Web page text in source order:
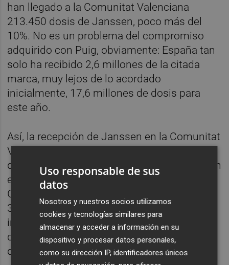
han llegado a la Comunitat Valenciana
213.450 dosis de Janssen, poco más del
10%. No es un problema del compromiso
adquirido con Puig, obviamente: España tan
solo ha recibido 2,6 millones de la citada
marca, muy lejos de lo acordado
inicialmente, 17,6 millones de dosis para
este año.
Así, la recepción de Janssen en la Comunitat
Valenciana lleva estancada en la cifra actual
desde el 14 de septiembre. El día anterior, sin
embargo, según los datos del ministerio la
Generalitat había recibido hasta el momento
307.250 dosis, un total que permanecía
inmóvil desde el 13 de julio. Así, el citado 14
de septiembre se restaron –o devolvieron–
de la cuenta valenciana 93.800 vacunas de
Uso responsable de sus
datos
Nosotros y nuestros socios utilizamos
cookies y tecnologías similares para
almacenar y acceder a información en su
dispositivo y procesar datos personales,
como su dirección IP, identificadores únicos